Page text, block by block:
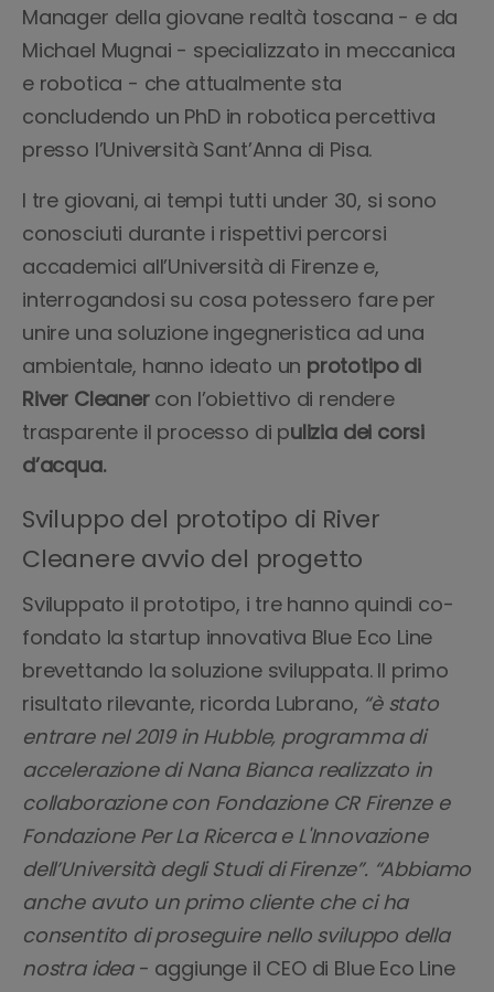
Manager della giovane realtà toscana - e da
Michael Mugnai - specializzato in meccanica
e robotica - che attualmente sta
concludendo un PhD in robotica percettiva
presso l’Università Sant’Anna di Pisa.
I tre giovani, ai tempi tutti under 30, si sono
conosciuti durante i rispettivi percorsi
accademici all’Università di Firenze e,
interrogandosi su cosa potessero fare per
unire una soluzione ingegneristica ad una
ambientale, hanno ideato un prototipo di
River Cleaner con l’obiettivo di rendere
trasparente il processo di pulizia dei corsi
d’acqua.
Sviluppo del prototipo di River
Cleanere avvio del progetto
Sviluppato il prototipo, i tre hanno quindi co-
fondato la startup innovativa Blue Eco Line
brevettando la soluzione sviluppata. Il primo
risultato rilevante, ricorda Lubrano, “è stato
entrare nel 2019 in Hubble, programma di
accelerazione di Nana Bianca realizzato in
collaborazione con Fondazione CR Firenze e
Fondazione Per La Ricerca e L'Innovazione
dell’Università degli Studi di Firenze”. “Abbiamo
anche avuto un primo cliente che ci ha
consentito di proseguire nello sviluppo della
nostra idea- aggiunge il CEO di Blue Eco Line